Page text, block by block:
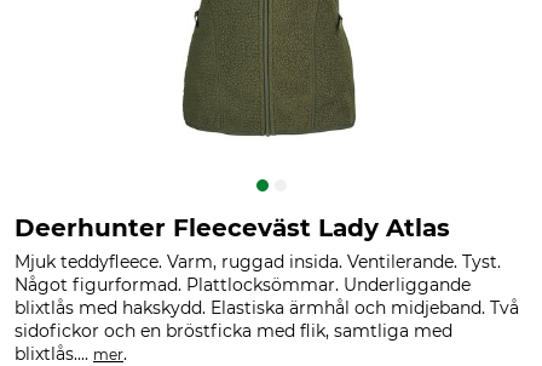
Deerhunter Fleeceväst Lady Atlas
Mjuk teddyfleece. Varm, ruggad insida. Ventilerande. Tyst.
Något figurformad. Plattlocksömmar. Underliggande
blixtlås med hakskydd. Elastiska ärmhål och midjeband. Två
sidofickor och en bröstficka med flik, samtliga med
blixtlås.... mer.